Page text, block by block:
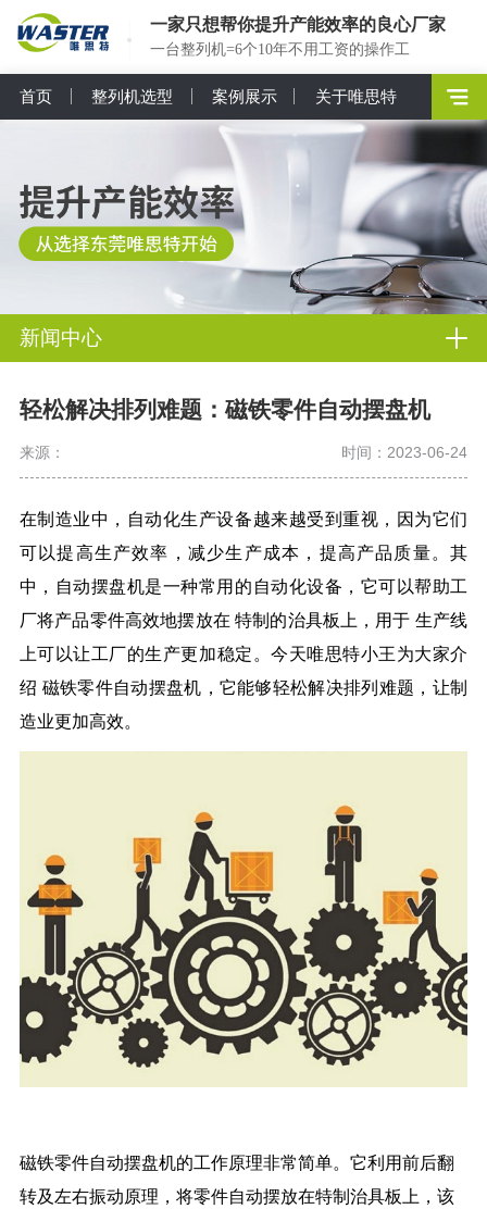
一家只想帮你提升产能效率的良心厂家
一台整列机=6个10年不用工资的操作工
首页 整列机选型 案例展示 关于唯思特
新闻中心
轻松解决排列难题：磁铁零件自动摆盘机
来源： 时间：2023-06-24
在制造业中，自动化生产设备越来越受到重视，因为它们
可以提高生产效率，减少生产成本，提高产品质量。其
中，自动摆盘机是一种常用的自动化设备，它可以帮助工
厂将产品零件高效地摆放在 特制的治具板上，用于 生产线
上可以让工厂的生产更加稳定。今天唯思特小王为大家介
绍 磁铁零件自动摆盘机，它能够轻松解决排列难题，让制
造业更加高效。
磁铁零件自动摆盘机的工作原理非常简单。它利用前后翻
转及左右振动原理，将零件自动摆放在特制治具板上，该